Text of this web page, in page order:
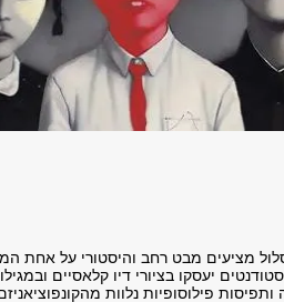
מציעים מבט רחב והיסטורי על אחת
יעסקו בציורי דיו קלאסיים
פילוסופיות נלוות